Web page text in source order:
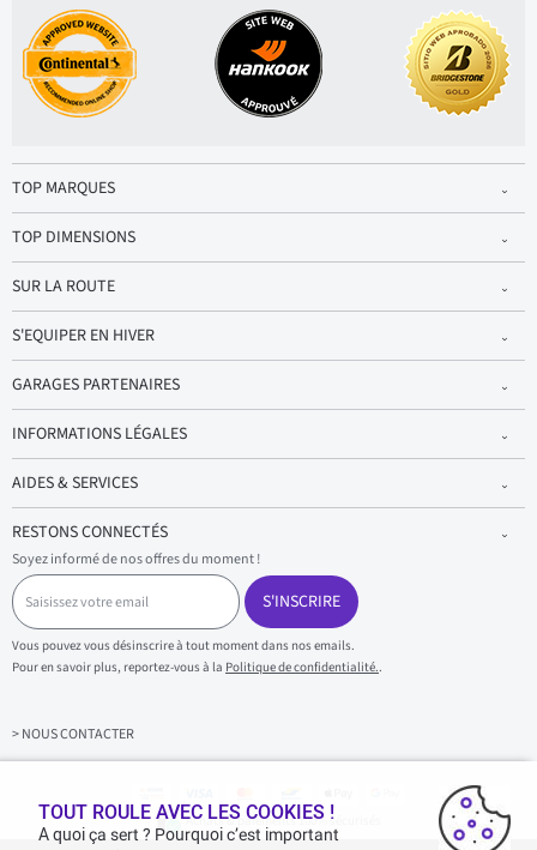
TOP MARQUES
TOP DIMENSIONS
SUR LA ROUTE
S'EQUIPER EN HIVER
GARAGES PARTENAIRES
INFORMATIONS LÉGALES
AIDES & SERVICES
RESTONS CONNECTÉS
Soyez informé de nos offres du moment !
S
a
i
s
i
s
z
v
S'INSCRIRE
Vous pouvez vous désinscrire à tout moment dans nos emails.
Pour en savoir plus, reportez-vous à la Politique de confidentialité..
> NOUS CONTACTER
Achats & paiements 100% sécurisés
TOUT ROULE AVEC LES COOKIES !
A quoi ça sert ? Pourquoi c’est important